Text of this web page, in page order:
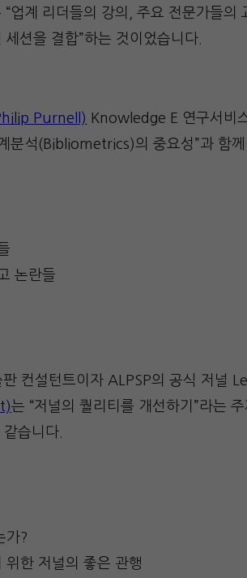
업계 리더들의 강의, 주요 전문가들의
션을 결합”하는 것이었습니다.
Purnell) Knowledge E 연구서비
분석(Bibliometrics)의 중요성”과 함
논란들
컨설턴트이자 ALPSP의 공식 저널
는 “저널의 퀄리티를 개선하기”라는
습니다.
가?
위한 저널의 좋은 관행